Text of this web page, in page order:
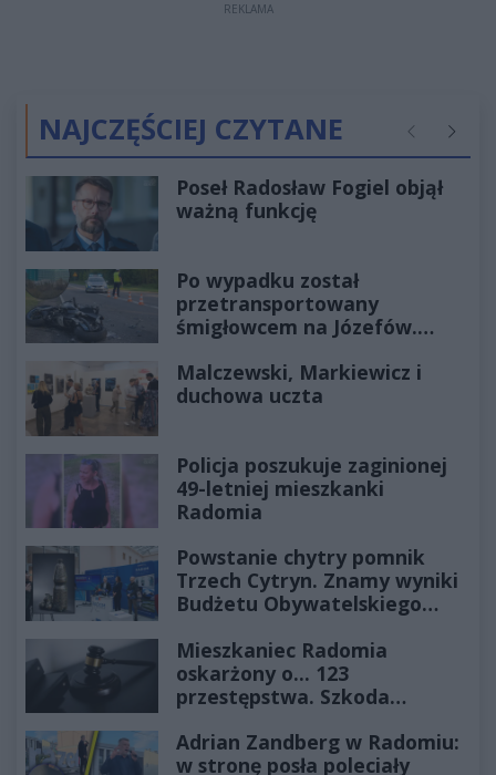
REKLAMA
NAJCZĘŚCIEJ CZYTANE Poprzednie
Poseł Radosław Fogiel objął
ważną funkcję
Po wypadku został
przetransportowany
śmigłowcem na Józefów.
Malczewski, Markiewicz i
duchowa uczta
Policja poszukuje zaginionej
49-letniej mieszkanki
Radomia
Powstanie chytry pomnik
Trzech Cytryn. Znamy wyniki
Budżetu Obywatelskiego
Mieszkaniec Radomia
oskarżony o... 123
przestępstwa. Szkoda
złotych
Adrian Zandberg w Radomiu:
w stronę posła poleciały